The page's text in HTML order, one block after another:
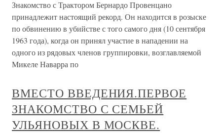
Знакомство с Трактором Бернардо Провенцано
принадлежит настоящий рекорд. Он находится в розыске
по обвинению в убийстве с того самого дня (10 сентября
1963 года), когда он принял участие в нападении на
одного из рядовых членов группировки, возглавляемой
Микеле Наварра по
ВМЕСТО ВВЕДЕНИЯ.ПЕРВОЕ
ЗНАКОМСТВО С СЕМЬЕЙ
УЛЬЯНОВЫХ В МОСКВЕ.